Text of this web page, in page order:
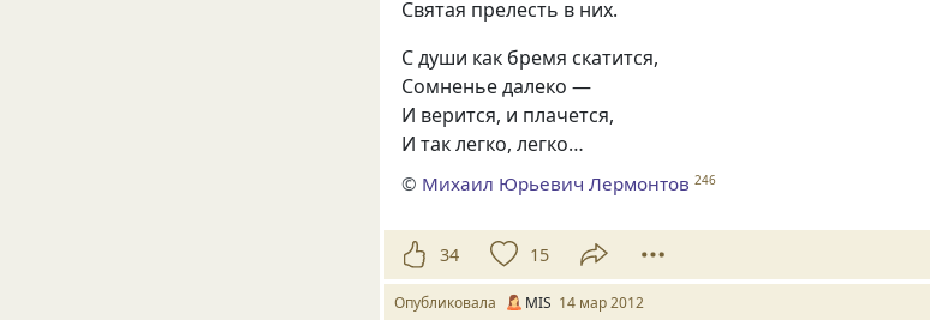
Святая прелесть в них.
С души как бремя скатится,
Сомненье далеко —
И верится, и плачется,
И так легко, легко…
© Михаил Юрьевич Лермонтов 246
34 15
Опубликовала MIS 14 мар 2012